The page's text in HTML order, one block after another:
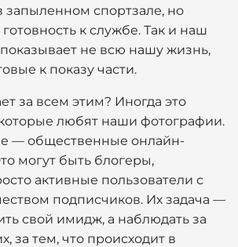
запыленном спортзале, но
к службе. Так и наш
не всю нашу жизнь,
к показу части.
за всем этим? Иногда это
любят наши фотографии.
— общественные онлайн-
могут быть блогеры,
активные пользователи с
подписчиков. Их задача —
свой имидж, а наблюдать за
за тем, что происходит в